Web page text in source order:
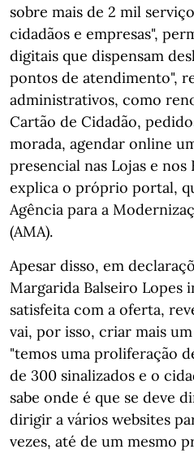
sobre mais de 2 mil
cidadãos e empresas",
digitais que dispensam
pontos de atendimento",
administrativos, como
Cartão de Cidadão,
morada, agendar online
presencial nas Lojas e nos
explica o próprio portal,
Agência para a
(AMA).
Apesar disso, em
Margarida Balseiro Lopes
satisfeita com a oferta,
vai, por isso, criar mais
"temos uma proliferação
de 300 sinalizados e o
sabe onde é que se deve
dirigir a vários websites
vezes, até de um mesmo